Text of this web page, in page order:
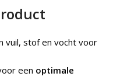
vuil, stof en vocht voor
een optimale